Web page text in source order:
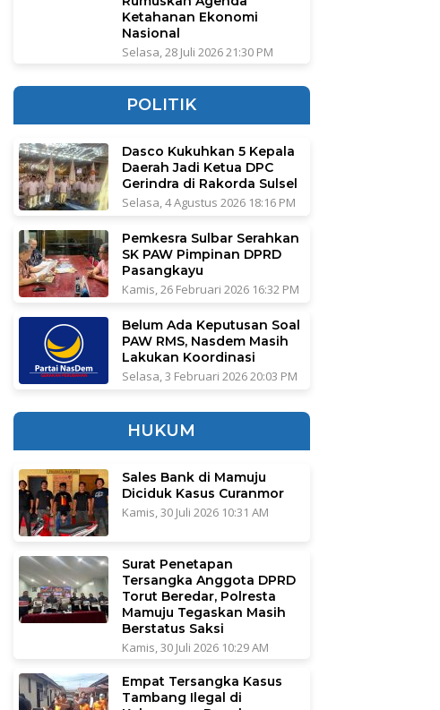
Ketahanan Ekonomi
Nasional
Selasa, 28 Juli 2026 21:30 PM
POLITIK
Dasco Kukuhkan 5 Kepala
Daerah Jadi Ketua DPC
Gerindra di Rakorda Sulsel
Selasa, 4 Agustus 2026 18:16 PM
Pemkesra Sulbar Serahkan
SK PAW Pimpinan DPRD
Pasangkayu
Kamis, 26 Februari 2026 16:32 PM
Belum Ada Keputusan Soal
PAW RMS, Nasdem Masih
Lakukan Koordinasi
Selasa, 3 Februari 2026 20:03 PM
HUKUM
Sales Bank di Mamuju
Diciduk Kasus Curanmor
Kamis, 30 Juli 2026 10:31 AM
Surat Penetapan
Tersangka Anggota DPRD
Torut Beredar, Polresta
Mamuju Tegaskan Masih
Berstatus Saksi
Kamis, 30 Juli 2026 10:29 AM
Empat Tersangka Kasus
Tambang Ilegal di